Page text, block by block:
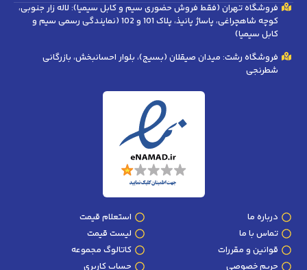
فروشگاه تهران (فقط فروش حضوری سیم و کابل سیمیا): لاله زار جنوبی،
کوچه شاهچراغی، پاساژ پانیذ، پلاک 101 و 102 (نمایندگی رسمی سیم و
کابل سیمیا)
فروشگاه رشت: میدان صیقلان (بسیج)، بلوار احسانبخش، بازرگانی
شطرنجی
درباره ما
تماس با ما
قوانین و مقررات
حریم خصوصی
استعلام قیمت
لیست قیمت
کاتالوگ مجموعه
حساب کاربری